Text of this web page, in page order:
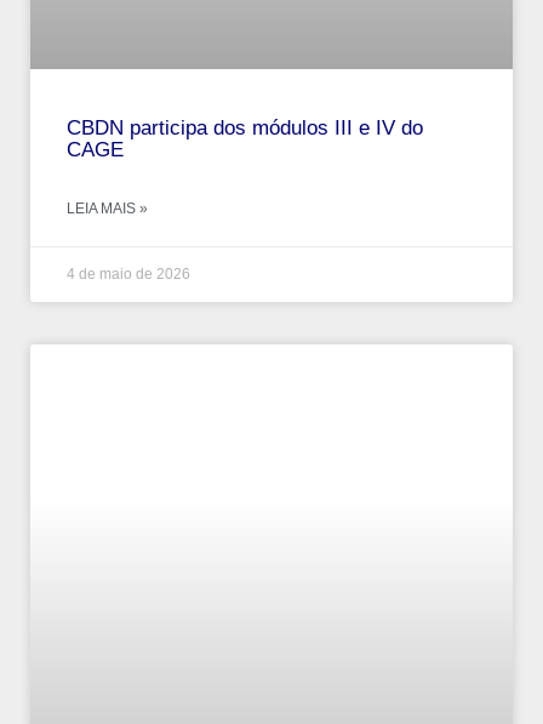
CBDN participa dos módulos III e IV do
CAGE
LEIA MAIS »
4 de maio de 2026